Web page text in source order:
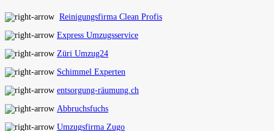
Reinigungsfirma Clean Profis
Express Umzugsservice
Züri Umzug24
Schimmel Experten
entsorgung-räumung.ch
Abbruchsfuchs
Umzugsfirma Zugo